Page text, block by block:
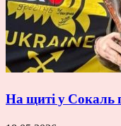
На щиті у Сокаль